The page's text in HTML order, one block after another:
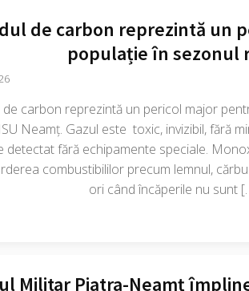
de carbon reprezintă un
populație în sezonul
carbon reprezintă un pericol major
Neamț. Gazul este toxic, invizibil, fără
detectat fără echipamente speciale.
combustibililor precum lemnul,
ori când încăperile nu sunt
Militar Piatra-Neamț